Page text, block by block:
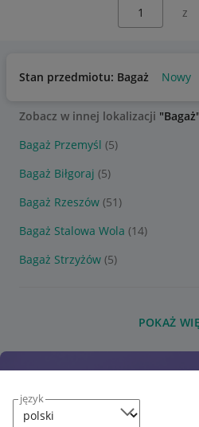
język
Stan przedmiotu: Bagaż Nowy
Zobacz w innej lokalizacji "Bagaż"
Bagaż Przemyśl (5)
Bagaż Biłgoraj (5)
Bagaż Rzeszów (51)
Bagaż Stalowa Wola (14)
Bagaż Strzyżów (5)
POKAŻ